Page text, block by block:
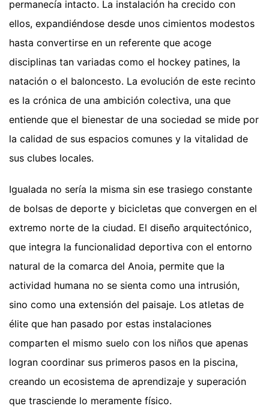
permanecía intacto. La instalación ha crecido con
ellos, expandiéndose desde unos cimientos modestos
hasta convertirse en un referente que acoge
disciplinas tan variadas como el hockey patines, la
natación o el baloncesto. La evolución de este recinto
es la crónica de una ambición colectiva, una que
entiende que el bienestar de una sociedad se mide por
la calidad de sus espacios comunes y la vitalidad de
sus clubes locales.
Igualada no sería la misma sin ese trasiego constante
de bolsas de deporte y bicicletas que convergen en el
extremo norte de la ciudad. El diseño arquitectónico,
que integra la funcionalidad deportiva con el entorno
natural de la comarca del Anoia, permite que la
actividad humana no se sienta como una intrusión,
sino como una extensión del paisaje. Los atletas de
élite que han pasado por estas instalaciones
comparten el mismo suelo con los niños que apenas
logran coordinar sus primeros pasos en la piscina,
creando un ecosistema de aprendizaje y superación
que trasciende lo meramente físico.